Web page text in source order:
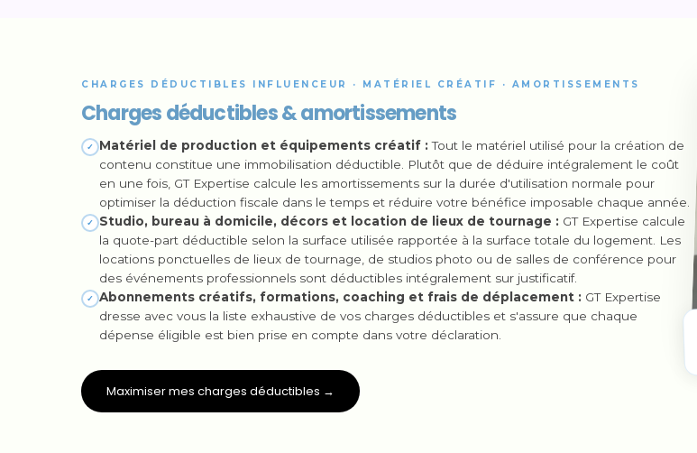
CHARGES DÉDUCTIBLES INFLUENCEUR · MATÉRIEL CRÉATIF · AMORTISSEMENTS
Charges déductibles & amortissements
✓ Matériel de production et équipements créatif : Tout le matériel utilisé pour la création de
contenu constitue une immobilisation déductible. Plutôt que de déduire intégralement le coût
en une fois, GT Expertise calcule les amortissements sur la durée d'utilisation normale pour
optimiser la déduction fiscale dans le temps et réduire votre bénéfice imposable chaque année.
✓ Studio, bureau à domicile, décors et location de lieux de tournage : GT Expertise calcule
la quote-part déductible selon la surface utilisée rapportée à la surface totale du logement. Les
locations ponctuelles de lieux de tournage, de studios photo ou de salles de conférence pour
des événements professionnels sont déductibles intégralement sur justificatif.
✓ Abonnements créatifs, formations, coaching et frais de déplacement : GT Expertise
dresse avec vous la liste exhaustive de vos charges déductibles et s'assure que chaque
dépense éligible est bien prise en compte dans votre déclaration.
Maximiser mes charges déductibles →